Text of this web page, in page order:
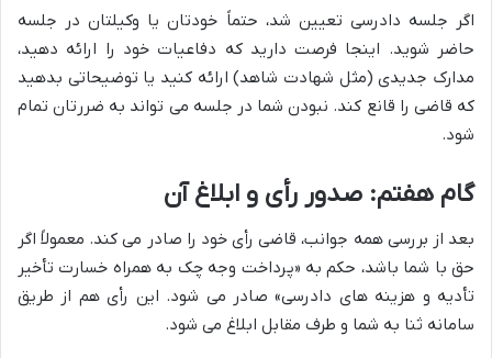
اگر جلسه دادرسی تعیین شد، حتماً خودتان یا وکیلتان در جلسه
حاضر شوید. اینجا فرصت دارید که دفاعیات خود را ارائه دهید،
مدارک جدیدی (مثل شهادت شاهد) ارائه کنید یا توضیحاتی بدهید
که قاضی را قانع کند. نبودن شما در جلسه می تواند به ضررتان تمام
شود.
گام هفتم: صدور رأی و ابلاغ آن
بعد از بررسی همه جوانب، قاضی رأی خود را صادر می کند. معمولاً اگر
حق با شما باشد، حکم به «پرداخت وجه چک به همراه خسارت تأخیر
تأدیه و هزینه های دادرسی» صادر می شود. این رأی هم از طریق
سامانه ثنا به شما و طرف مقابل ابلاغ می شود.